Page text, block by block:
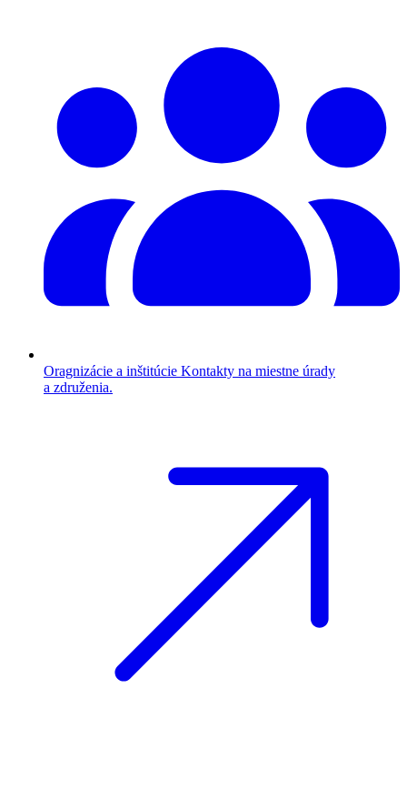
Oragnizácie a inštitúcie Kontakty na miestne úrady
a združenia.